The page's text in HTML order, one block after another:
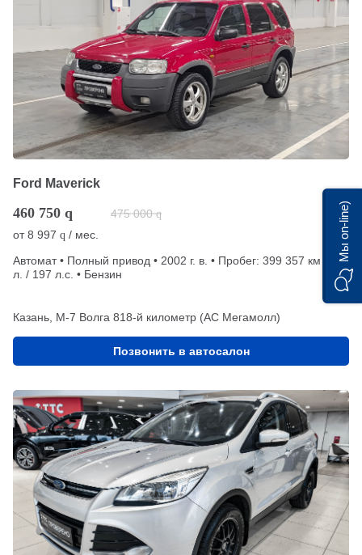
Ford Maverick
460 750 q 475 000 q
от8 997 q / мес.
Автомат • Полный привод • 2002 г. в. • Пробег: 399 357 км • 3
л. / 197 л.с. • Бензин
Казань, М-7 Волга 818-й километр (АС Мегамолл)
Позвонить в автосалон
Мы on-line)